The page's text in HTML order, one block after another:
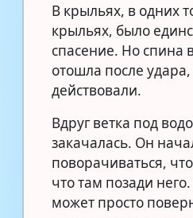
В крыльях, в одних
крыльях, было
спасение. Но спина
отошла после
действовали.
Вдруг ветка под
закачалась. Он
поворачиваться,
что там позади
может просто